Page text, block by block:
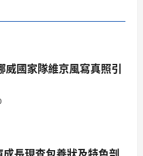
國家隊維京風寫真照引